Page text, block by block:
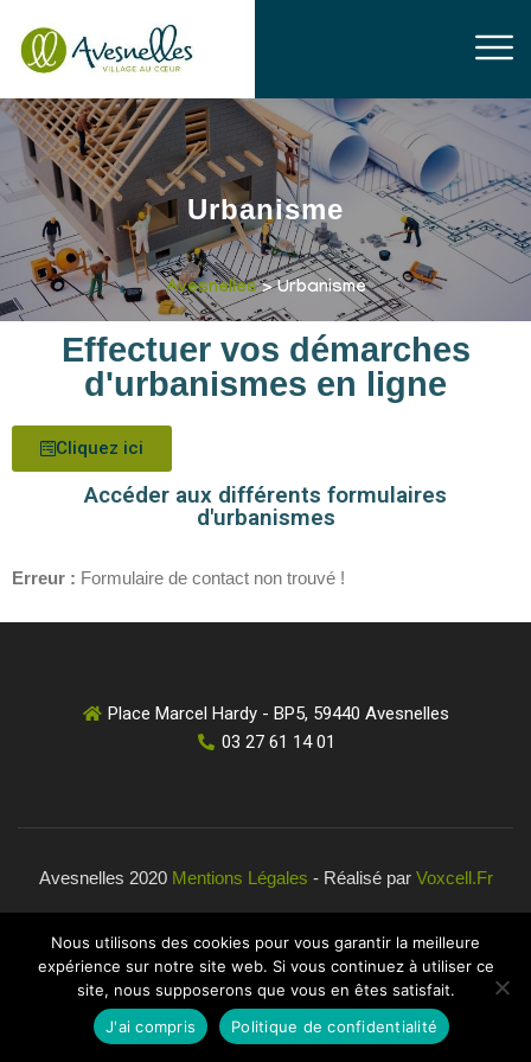
Urbanisme
Avesnelles> Urbanisme
Effectuer vos démarches
d'urbanismes en ligne
Cliquez ici
Accéder aux différents formulaires
d'urbanismes
Erreur : Formulaire de contact non trouvé !
Place Marcel Hardy - BP5, 59440 Avesnelles
03 27 61 14 01
Avesnelles 2020 Mentions Légales - Réalisé par Voxcell.fr
Nous utilisons des cookies pour vous garantir la meilleure
expérience sur notre site web. Si vous continuez à utiliser ce
site, nous supposerons que vous en êtes satisfait.
J'ai compris
Politique de confidentialité